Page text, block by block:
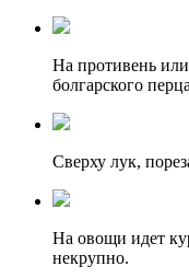
На противень
болгарского
Сверху лук,
На овощи идет
некрупно.